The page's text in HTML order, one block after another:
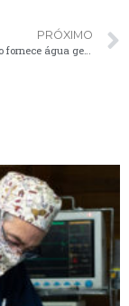
PRÓXIMO
Novo bebedouro fornece água gelada e natural na praça Manoel Ribas